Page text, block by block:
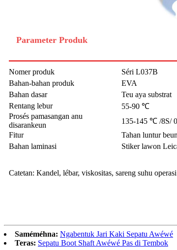
Parameter Produk
Nomer produk Séri L037B
Bahan-bahan produk
EVA
Bahan dasar
Teu aya substrat
Rentang lebur
55-90 ℃
Prosés pamasangan anu
disarankeun
135-145 ℃ /8S/
Fitur
Tahan luntur
Bahan laminasi
Stiker lawon
Catetan: Kandel, lébar, viskositas, sareng suhu
Saméméhna: Ngabentuk Jari Kaki Sepatu Awéwé
Teras: Sepatu Boot Shaft Awéwé Pas di Tembok